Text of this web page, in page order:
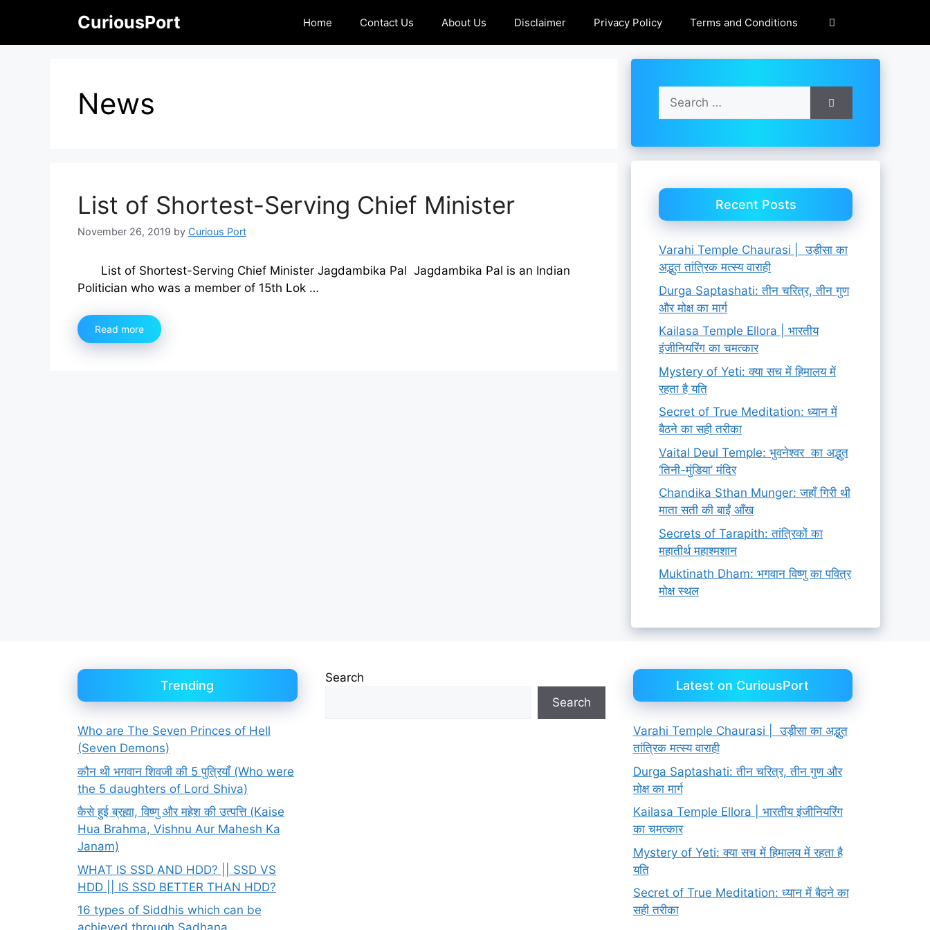
content
CuriousPort Home Contact Us About Us Disclaimer Privacy Policy Terms and Conditions
News
List of Shortest-Serving Chief Minister
November 26, 2019 by Curious Port
List of Shortest-Serving Chief Minister Jagdambika Pal Jagdambika Pal is an Indian
Politician who was a member of 15th Lok …
Read more
Search
for:
Recent Posts
Varahi Temple Chaurasi | उड़ीसा का
अद्भुत तांत्रिक मत्स्य वाराही
Durga Saptashati: तीन चरित्र, तीन गुण
और मोक्ष का मार्ग
Kailasa Temple Ellora | भारतीय
इंजीनियरिंग का चमत्कार
Mystery of Yeti: क्या सच में हिमालय में
रहता है यति
Secret of True Meditation: ध्यान में
बैठने का सही तरीका
Vaital Deul Temple: भुवनेश्वर का अद्भुत
‘तिनी-मुंडिया’ मंदिर
Chandika Sthan Munger: जहाँ गिरी थी
माता सती की बाईं आँख
Secrets of Tarapith: तांत्रिकों का
महातीर्थ महाश्मशान
Muktinath Dham: भगवान विष्णु का पवित्र
मोक्ष स्थल
Trending
Who are The Seven Princes of Hell
(Seven Demons)
कौन थी भगवान शिवजी की 5 पुत्रियाँ (Who were
the 5 daughters of Lord Shiva)
कैसे हुई ब्रह्मा, विष्णु और महेश की उत्पत्ति (Kaise
Hua Brahma, Vishnu Aur Mahesh Ka
Janam)
WHAT IS SSD AND HDD? || SSD VS
HDD || IS SSD BETTER THAN HDD?
16 types of Siddhis which can be
achieved through Sadhana
Search
Search
Latest on CuriousPort
Varahi Temple Chaurasi | उड़ीसा का अद्भुत
तांत्रिक मत्स्य वाराही
Durga Saptashati: तीन चरित्र, तीन गुण और
मोक्ष का मार्ग
Kailasa Temple Ellora | भारतीय इंजीनियरिंग
का चमत्कार
Mystery of Yeti: क्या सच में हिमालय में रहता है
यति
Secret of True Meditation: ध्यान में बैठने का
सही तरीका